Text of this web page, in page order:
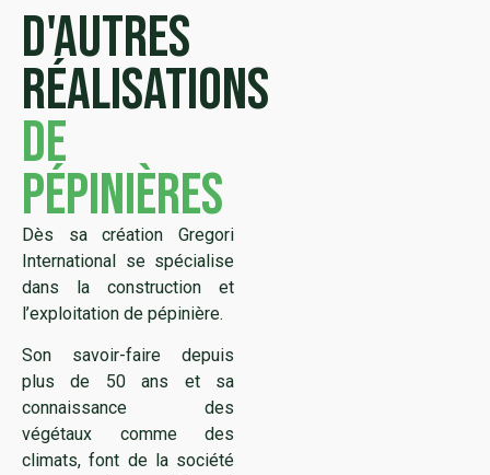
D'autres
réalisations
de
pépinières
Dès sa création Gregori
International se spécialise
dans la construction et
l’exploitation de pépinière.
Son savoir-faire depuis
plus de 50 ans et sa
connaissance des
végétaux comme des
climats, font de la société